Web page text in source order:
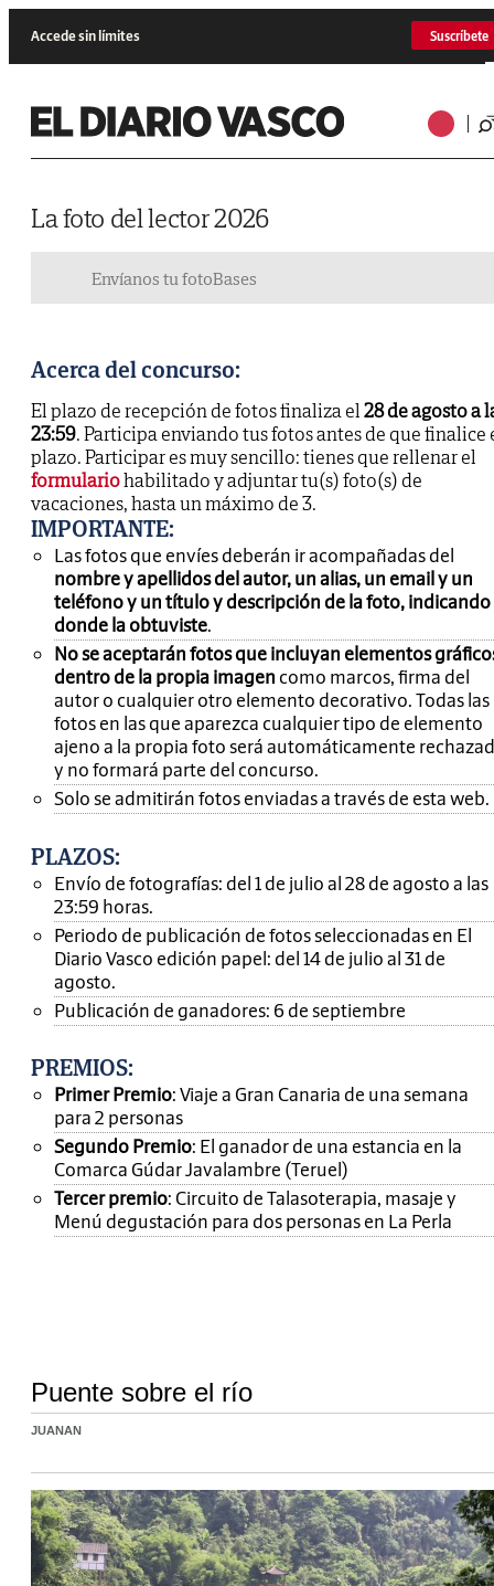
Accede sin límites Suscríbete
La foto del lector 2026
Envíanos tu fotoBases
Acerca del concurso:
El plazo de recepción de fotos finaliza el28 de agosto a
23:59. Participa enviando tus fotos antes de que finalice
plazo. Participar es muy sencillo: tienes que rellenar el
formulariohabilitado y adjuntar tu(s) foto(s) de
vacaciones, hasta un máximo de 3.
IMPORTANTE:
Las fotos que envíes deberán ir acompañadas del
nombre y apellidos del autor, un alias, un email y un
teléfono y un título y descripción de la foto, indicando
donde la obtuviste.
No se aceptarán fotos que incluyan elementos
dentro de la propia imagen como marcos, firma del
autor o cualquier otro elemento decorativo. Todas las
fotos en las que aparezca cualquier tipo de elemento
ajeno a la propia foto será automáticamente
y no formará parte del concurso.
Solo se admitirán fotos enviadas a través de esta web.
PLAZOS:
Envío de fotografías: del 1 de julio al 28 de agosto a las
23:59 horas.
Periodo de publicación de fotos seleccionadas en El
Diario Vasco edición papel: del 14 de julio al 31 de
agosto.
Publicación de ganadores: 6 de septiembre
PREMIOS:
Primer Premio: Viaje a Gran Canaria de una semana
para 2 personas
Segundo Premio: El ganador de una estancia en la
Comarca Gúdar Javalambre (Teruel)
Tercer premio: Circuito de Talasoterapia, masaje y
Menú degustación para dos personas en La Perla
Puente sobre el río
JUANAN